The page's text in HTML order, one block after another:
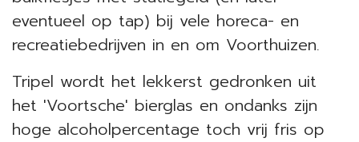
eventueel op tap) bij vele horeca- en
recreatiebedrijven in en om Voorthuizen.
Tripel wordt het lekkerst gedronken uit
het 'Voortsche' bierglas en ondanks zijn
hoge alcoholpercentage toch vrij fris op